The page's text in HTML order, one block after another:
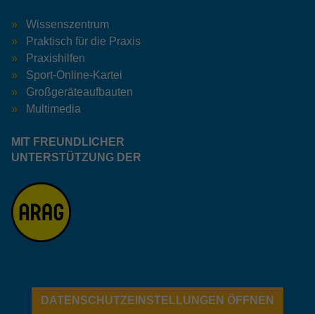
Wissenszentrum
Praktisch für die Praxis
Praxishilfen
Sport-Online-Kartei
Großgeräteaufbauten
Multimedia
MIT FREUNDLICHER
UNTERSTÜTZUNG DER
DATENSCHUTZEINSTELLUNGEN ÖFFNEN